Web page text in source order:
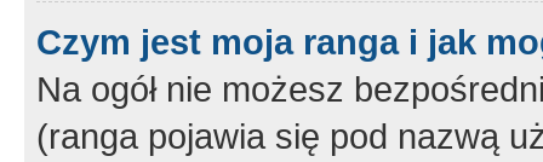
Czym jest moja ranga i jak
Na ogół nie możesz
(ranga pojawia się pod nazwą